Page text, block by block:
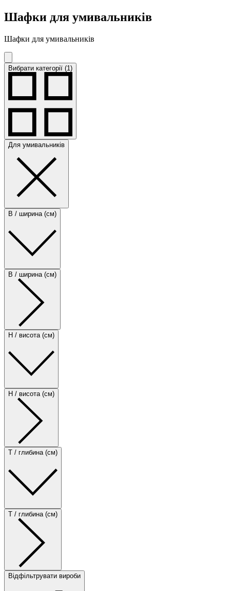
Шафки для умивальників
Шафки для умивальників
Вибрати категорії (1)
Для умивальників
B / ширина (см)
B / ширина (см)
H / висота (см)
H / висота (см)
T / глибина (см)
T / глибина (см)
Відфільтрувати вироби